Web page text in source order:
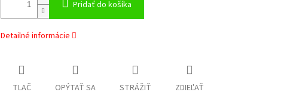
Pridať do košíka
Detailné informácie
TLAČ OPÝTAŤ SA STRÁŽIŤ ZDIEĽAŤ